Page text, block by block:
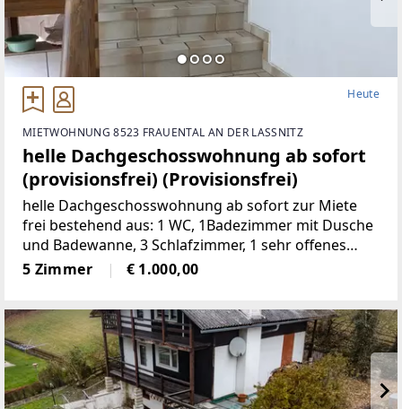
Heute
MIETWOHNUNG 8523 FRAUENTAL AN DER LASSNITZ
helle Dachgeschosswohnung ab sofort
(provisionsfrei) (Provisionsfrei)
helle Dachgeschosswohnung ab sofort zur Miete
frei bestehend aus: 1 WC, 1Badezimmer mit Dusche
und Badewanne, 3 Schlafzimmer, 1 sehr offenes
Wohnzimmermit Balkon und Kachelofen, 1 voll
möbelierte Küche, 1 Abstellraum,
5 Zimmer € 1.000,00